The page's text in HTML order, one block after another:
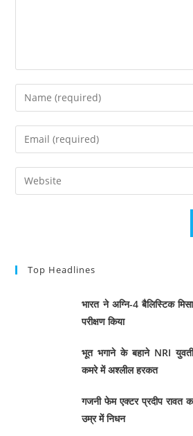
Top Headlines
भारत ने अग्नि-4 बैलिस्टिक
परीक्षण किया
भूत भगाने के बहाने NRI
कमरे में अश्लील हरकत
गजनी फेम एक्टर प्रदीप रावत
उम्र में निधन